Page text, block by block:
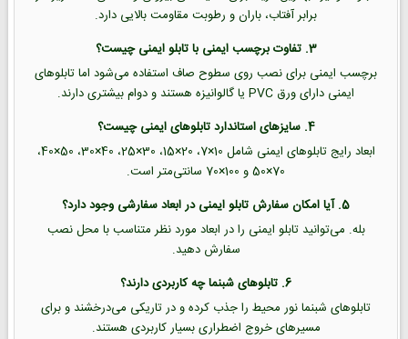
برابر آفتاب، باران و رطوبت مقاومت بالایی دارد.
3. تفاوت برچسب ایمنی با تابلو ایمنی چیست؟
برچسب ایمنی برای نصب روی سطوح صاف استفاده می‌شود اما تابلوهای
ایمنی دارای ورق PVC یا گالوانیزه هستند و دوام بیشتری دارند.
4. سایزهای استاندارد تابلوهای ایمنی چیست؟
ابعاد رایج تابلوهای ایمنی شامل 10×7، 20×15، 30×25، 40×30، 50×40،
70×50 و 100×70 سانتی‌متر است.
5. آیا امکان سفارش تابلو ایمنی در ابعاد سفارشی وجود دارد؟
بله. می‌توانید تابلو ایمنی را در ابعاد مورد نظر متناسب با محل نصب
سفارش دهید.
6. تابلوهای شبنما چه کاربردی دارند؟
تابلوهای شبنما نور محیط را جذب کرده و در تاریکی می‌درخشند و برای
مسیرهای خروج اضطراری بسیار کاربردی هستند.